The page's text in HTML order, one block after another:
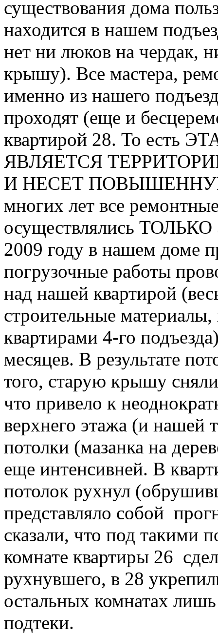
существования дома
находится в нашем
нет ни люков на чердак,
крышу). Все мастера,
именно из нашего
проходят (еще и
квартирой 28. То есть
ЯВЛЯЕТСЯ
И НЕСЕТ ПОВЫШЕННУЮ
многих лет все
осуществлялись
2009 году в нашем доме
погрузочные работы
над нашей квартирой
строительные
квартирами 4-го
месяцев. В результате
того, старую крышу
что привело к
верхнего этажа (и нашей
потолки (мазанка на
еще интенсивней. В
потолок рухнул
представляло собой
сказали, что под такими
комнате квартиры 26
рухнувшего, в 28
остальных комнатах
подтеки.